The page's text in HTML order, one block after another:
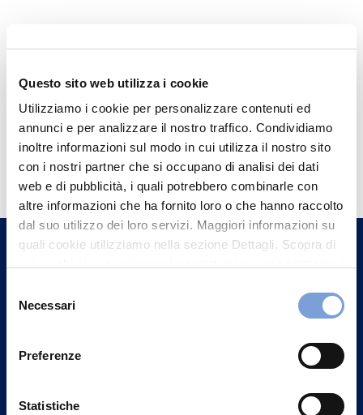
Questo sito web utilizza i cookie
Utilizziamo i cookie per personalizzare contenuti ed
annunci e per analizzare il nostro traffico. Condividiamo
inoltre informazioni sul modo in cui utilizza il nostro sito
con i nostri partner che si occupano di analisi dei dati
web e di pubblicità, i quali potrebbero combinarle con
altre informazioni che ha fornito loro o che hanno raccolto
dal suo utilizzo dei loro servizi. Maggiori informazioni su
quali cookie utilizziamo nella sezione Dettagli. Scopra di
può trovare nel footer del sito nella sezione "Informativa
delNecessari
Preferenze
Statistiche
Hai bisogno di
informazioni?
Trova l'Agenzia più vicina a te e parla con
un nostro Agente.